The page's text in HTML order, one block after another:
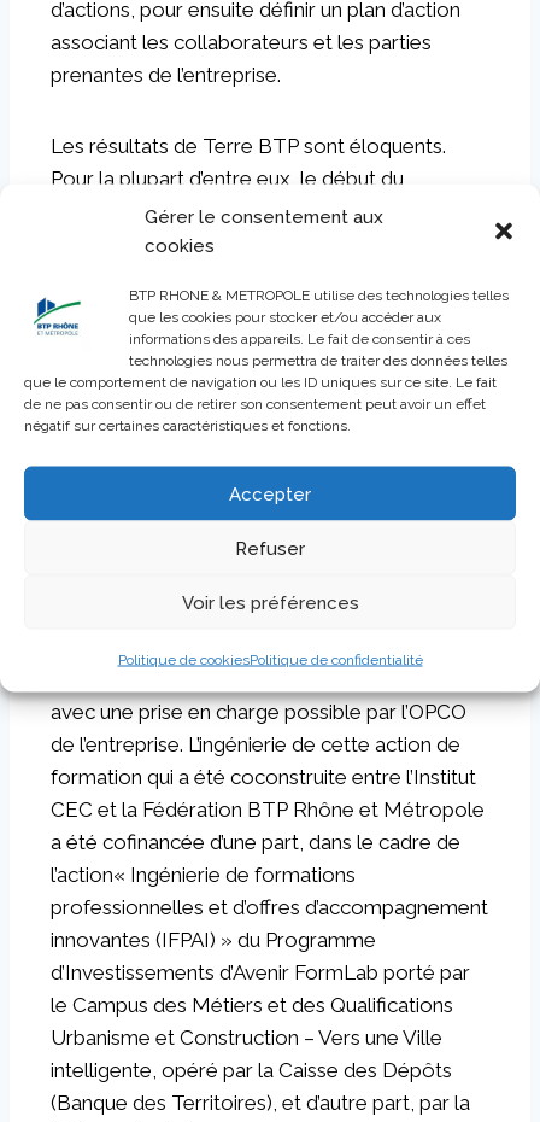
Gérer le consentement aux
cookies
BTP RHONE & METROPOLE utilise des technologies telles
que les cookies pour stocker et/ou accéder aux
informations des appareils. Le fait de consentir à ces
technologies nous permettra de traiter des données telles
que le comportement de navigation ou les ID uniques sur ce site. Le fait
de ne pas consentir ou de retirer son consentement peut avoir un effet
négatif sur certaines caractéristiques et fonctions.
Accepter
Refuser
Voir les préférences
Politique de cookiesPolitique de confidentialité
d’actions, pour ensuite définir un plan d’action
associant les collaborateurs et les parties
prenantes de l’entreprise.
Les résultats de Terre BTP sont éloquents.
Pour la plupart d’entre eux, le début du
parcours a provoqué un véritable électrochoc
personnel, avec une prise de conscience très
beaucoup, ce programme a permis de mieux
connaître les enjeux et les conséquences du
réchauffement climatique ainsi que les limites
planétaires, mais il a aussi ouvert le champ des
possibles. Si le parcours n’est pas encore
terminé, plusieurs entreprises ont déjà défini
des pistes d’actions très concrètes.
avec une prise en charge possible par l’OPCO
de l’entreprise. L’ingénierie de cette action de
formation qui a été coconstruite entre l’Institut
CEC et la Fédération BTP Rhône et Métropole
a été cofinancée d’une part, dans le cadre de
l’action« Ingénierie de formations
professionnelles et d’offres d’accompagnement
innovantes (IFPAI) » du Programme
d’Investissements d’Avenir FormLab porté par
le Campus des Métiers et des Qualifications
Urbanisme et Construction – Vers une Ville
intelligente, opéré par la Caisse des Dépôts
(Banque des Territoires), et d’autre part, par la